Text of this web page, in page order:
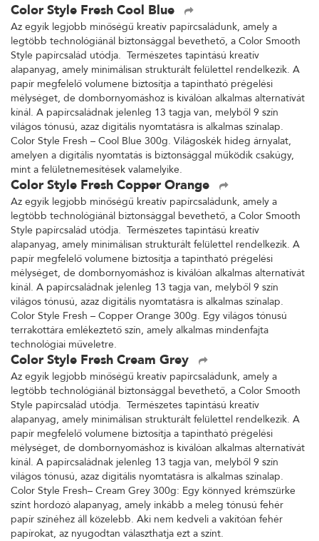
Color Style Fresh Cool Blue
Az egyik legjobb minőségű kreatív papírcsaládunk, amely a
legtöbb technológiánál biztonsággal bevethető, a Color Smooth
Style papírcsalád utódja. Természetes tapintású kreatív
alapanyag, amely minimálisan strukturált felülettel rendelkezik. A
papír megfelelő volumene biztosítja a tapintható prégelési
mélységet, de dombornyomáshoz is kiválóan alkalmas alternatívát
kínál. A papírcsaládnak jelenleg 13 tagja van, melyből 9 szín
világos tónusú, azaz digitális nyomtatásra is alkalmas színalap.
Color Style Fresh – Cool Blue 300g. Világoskék hideg árnyalat,
amelyen a digitális nyomtatás is biztonsággal működik csakúgy,
mint a felületnemesítések valamelyike.
Color Style Fresh Copper Orange
Az egyik legjobb minőségű kreatív papírcsaládunk, amely a
legtöbb technológiánál biztonsággal bevethető, a Color Smooth
Style papírcsalád utódja. Természetes tapintású kreatív
alapanyag, amely minimálisan strukturált felülettel rendelkezik. A
papír megfelelő volumene biztosítja a tapintható prégelési
mélységet, de dombornyomáshoz is kiválóan alkalmas alternatívát
kínál. A papírcsaládnak jelenleg 13 tagja van, melyből 9 szín
világos tónusú, azaz digitális nyomtatásra is alkalmas színalap.
Color Style Fresh – Copper Orange 300g. Egy világos tónusú
terrakottára emlékeztető szín, amely alkalmas mindenfajta
technológiai műveletre.
Color Style Fresh Cream Grey
Az egyik legjobb minőségű kreatív papírcsaládunk, amely a
legtöbb technológiánál biztonsággal bevethető, a Color Smooth
Style papírcsalád utódja. Természetes tapintású kreatív
alapanyag, amely minimálisan strukturált felülettel rendelkezik. A
papír megfelelő volumene biztosítja a tapintható prégelési
mélységet, de dombornyomáshoz is kiválóan alkalmas alternatívát
kínál. A papírcsaládnak jelenleg 13 tagja van, melyből 9 szín
világos tónusú, azaz digitális nyomtatásra is alkalmas színalap.
Color Style Fresh– Cream Grey 300g: Egy könnyed krémszürke
színt hordozó alapanyag, amely inkább a meleg tónusú fehér
papír színéhez áll közelebb. Aki nem kedveli a vakítóan fehér
papírokat, az nyugodtan választhatja ezt a színt.